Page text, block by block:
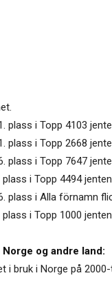
plass i Topp 4103
plass i Topp 2668
plass i Topp 7647
i Topp 4494
plass i Alla förnamn
i Topp 1000
og andre land:
i bruk i Norge på 2000-